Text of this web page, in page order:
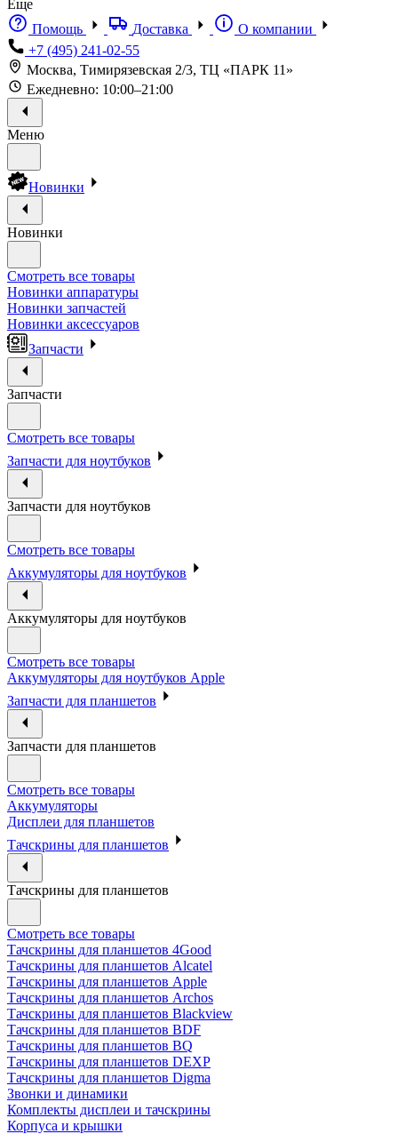
Еще
Помощь
Доставка
О компании
+7 (495) 241-02-55
Москва, Тимирязевская 2/3, ТЦ «ПАРК 11»
Ежедневно: 10:00–21:00
Меню
Новинки
Новинки
Смотреть все товары
Новинки аппаратуры
Новинки запчастей
Новинки аксессуаров
Запчасти
Запчасти
Смотреть все товары
Запчасти для ноутбуков
Запчасти для ноутбуков
Смотреть все товары
Аккумуляторы для ноутбуков
Аккумуляторы для ноутбуков
Смотреть все товары
Аккумуляторы для ноутбуков Apple
Запчасти для планшетов
Запчасти для планшетов
Смотреть все товары
Аккумуляторы
Дисплеи для планшетов
Тачскрины для планшетов
Тачскрины для планшетов
Смотреть все товары
Тачскрины для планшетов 4Good
Тачскрины для планшетов Alcatel
Тачскрины для планшетов Apple
Тачскрины для планшетов Archos
Тачскрины для планшетов Blackview
Тачскрины для планшетов BDF
Тачскрины для планшетов BQ
Тачскрины для планшетов DEXP
Тачскрины для планшетов Digma
Звонки и динамики
Комплекты дисплеи и тачскрины
Корпуса и крышки